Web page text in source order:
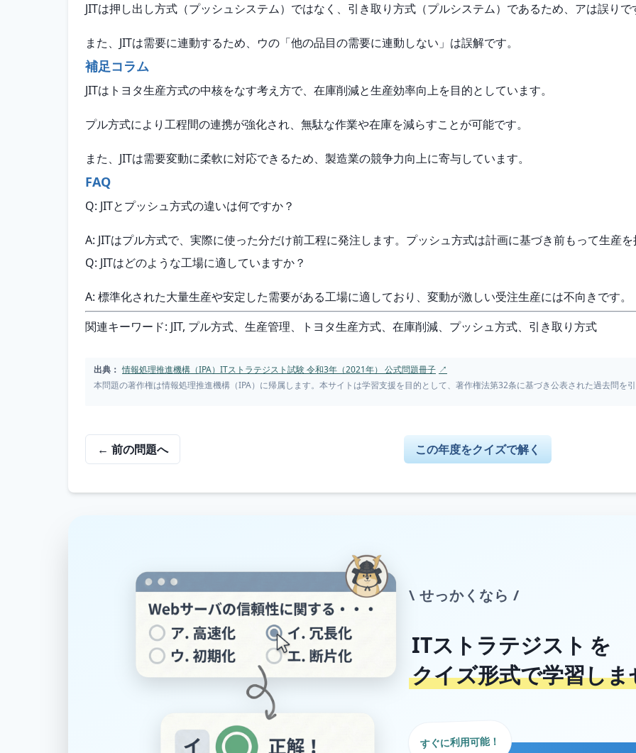
JITは押し出し方式（プッシュシステム）ではなく、引き取り方式（プルシステム）であるため、アは誤りで
また、JITは需要に連動するため、ウの「他の品目の需要に連動しない」は誤解です。
補足コラム
JITはトヨタ生産方式の中核をなす考え方で、在庫削減と生産効率向上を目的としています。
プル方式により工程間の連携が強化され、無駄な作業や在庫を減らすことが可能です。
また、JITは需要変動に柔軟に対応できるため、製造業の競争力向上に寄与しています。
FAQ
Q: JITとプッシュ方式の違いは何ですか？
A: JITはプル方式で、実際に使った分だけ前工程に発注します。プッシュ方式は計画に基づき前もって生産
Q: JITはどのような工場に適していますか？
A: 標準化された大量生産や安定した需要がある工場に適しており、変動が激しい受注生産には不向きです。
関連キーワード: JIT, プル方式、生産管理、トヨタ生産方式、在庫削減、プッシュ方式、引き取り方式
出典： 情報処理推進機構（IPA）ITストラテジスト試験 令和3年（2021年） 公式問題冊子 ↗
本問題の著作権は情報処理推進機構（IPA）に帰属します。本サイトは学習支援を目的として、著作権法第32条に基づき公表された過去問を
← 前の問題へ この年度をクイズで解く
\ せっかくなら /
ITストラテジスト を
クイズ形式で学習し
すぐに利用可能！